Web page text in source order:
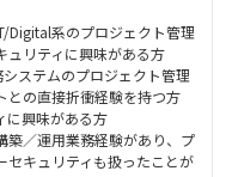
Digital系のプロジェクト管理
ュリティに興味がある方
ステムのプロジェクト管理
との直接折衝経験を持つ方
に興味がある方
築／運用業務経験があり、プ
セキュリティも扱ったことが